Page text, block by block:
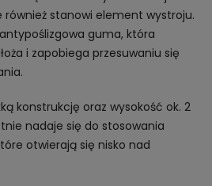
stanowi element wystroju.
guma, która
i zapobiega przesuwaniu się
konstrukcję oraz wysokość ok. 2
nadaje się do stosowania
otwierają się nisko nad